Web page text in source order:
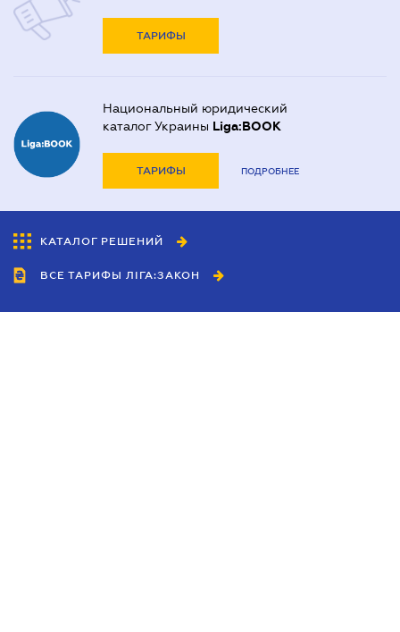
ТАРИФЫ
Национальный юридический
каталог Украины Liga:BOOK
ТАРИФЫ ПОДРОБНЕЕ
КАТАЛОГ РЕШЕНИЙ
ВСЕ ТАРИФЫ ЛІГА:ЗАКОН